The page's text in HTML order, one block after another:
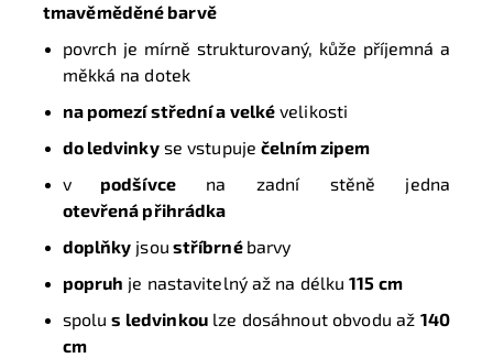
tmavěměděné barvě
povrch je mírně strukturovaný, kůže příjemná a
měkká na dotek
na pomezí střední a velké velikosti
do ledvinkyse vstupuječelním zipem
vpodšívcena zadní stěně jedna
otevřená přihrádka
doplňky jsou stříbrné barvy
popruh je nastavitelný až na délku115 cm
spolus ledvinkoulze dosáhnout obvodu až 140
cm